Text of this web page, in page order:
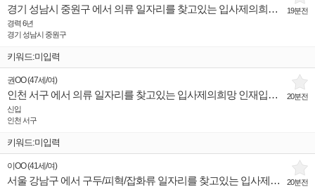
19분전
경기 성남시 중원구 에서 의류 일자리를 찾고있는 입사제의희망 인재입니다.
경력 6년
경기 성남시 중원구
키워드:미입력
20분전
권OO(47세 /여)
인천 서구 에서 의류 일자리를 찾고있는 입사제의희망 인재입니다.
신입
인천 서구
키워드:미입력
20분전
이OO(41세 /여)
서울 강남구 에서 구두/피혁/잡화류 일자리를 찾고있는 입사제의희망 인재입니다.